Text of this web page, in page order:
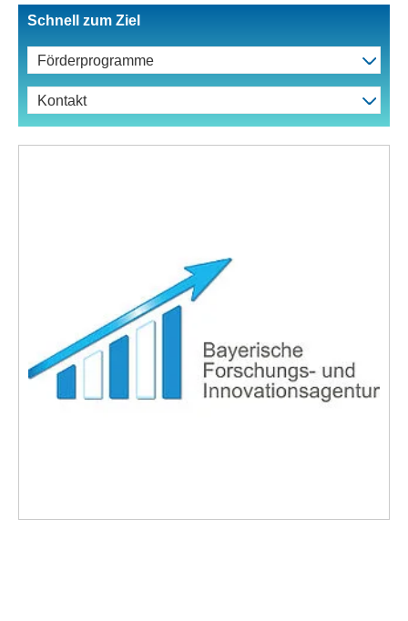
Schnell zum Ziel
Förderprogramme
Kontakt